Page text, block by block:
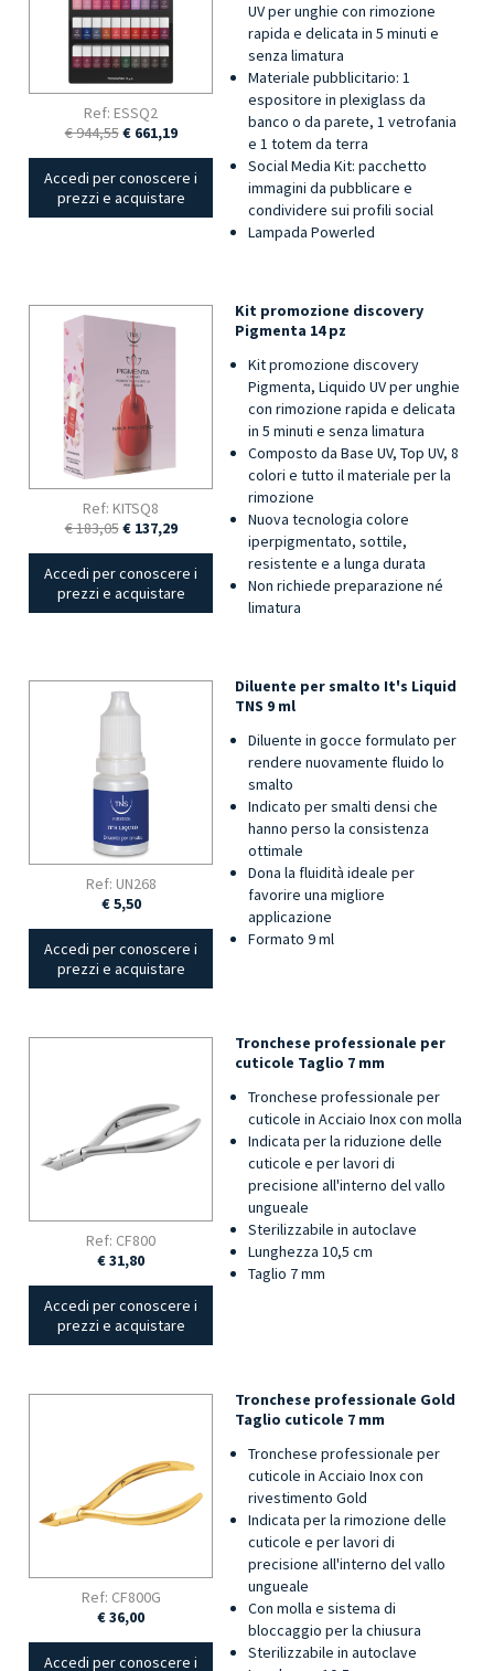
Ref: ESSQ2
€ 944,55€ 661,19
Accedi per conoscere i
prezzi e acquistare
UV per unghie con rimozione
rapida e delicata in 5 minuti e
senza limatura
Materiale pubblicitario: 1
espositore in plexiglass da
banco o da parete, 1 vetrofania
e 1 totem da terra
Social Media Kit: pacchetto
immagini da pubblicare e
condividere sui profili social
Lampada Powerled
Ref: KITSQ8
€ 183,05€ 137,29
Accedi per conoscere i
prezzi e acquistare
Kit promozione discovery
Pigmenta 14 pz
Kit promozione discovery
Pigmenta, Liquido UV per unghie
con rimozione rapida e delicata
in 5 minuti e senza limatura
Composto da Base UV, Top UV, 8
colori e tutto il materiale per la
rimozione
Nuova tecnologia colore
iperpigmentato, sottile,
resistente e a lunga durata
Non richiede preparazione né
limatura
Ref: UN268
€ 5,50
Accedi per conoscere i
prezzi e acquistare
Diluente per smalto It's Liquid
TNS 9 ml
Diluente in gocce formulato per
rendere nuovamente fluido lo
smalto
Indicato per smalti densi che
hanno perso la consistenza
ottimale
Dona la fluidità ideale per
favorire una migliore
applicazione
Formato 9 ml
Ref: CF800
€ 31,80
Accedi per conoscere i
prezzi e acquistare
Tronchese professionale per
cuticole Taglio 7 mm
Tronchese professionale per
cuticole in Acciaio Inox con molla
Indicata per la riduzione delle
cuticole e per lavori di
precisione all'interno del vallo
ungueale
Sterilizzabile in autoclave
Lunghezza 10,5 cm
Taglio 7 mm
Ref: CF800G
€ 36,00
Accedi per conoscere i
Tronchese professionale Gold
Taglio cuticole 7 mm
Tronchese professionale per
cuticole in Acciaio Inox con
rivestimento Gold
Indicata per la rimozione delle
cuticole e per lavori di
precisione all'interno del vallo
ungueale
Con molla e sistema di
bloccaggio per la chiusura
Sterilizzabile in autoclave